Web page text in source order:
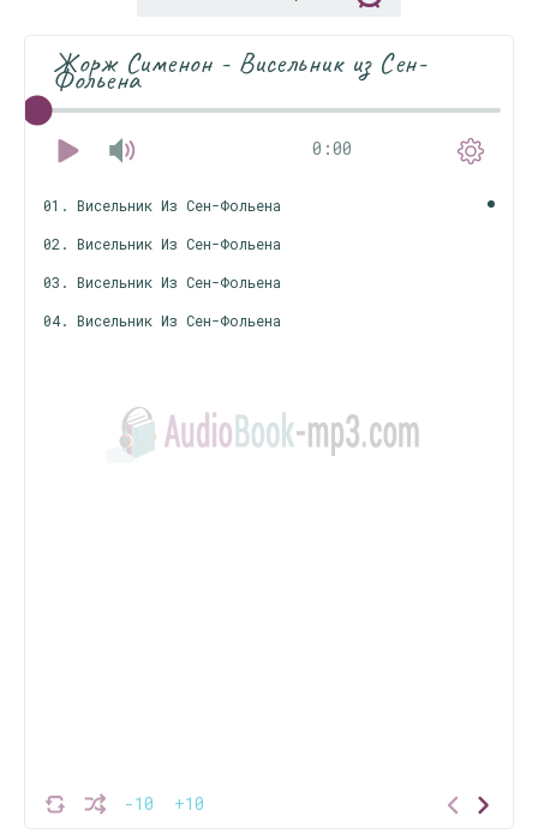
Жорж Сименон - Висельник из Сен-
Фольена
0:00
-10 +10
01. Висельник Из Сен-Фольена
02. Висельник Из Сен-Фольена
03. Висельник Из Сен-Фольена
04. Висельник Из Сен-Фольена